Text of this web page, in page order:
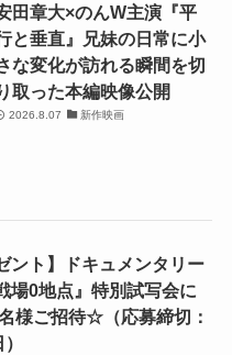
田章大×のんW主演『平
と垂直』兄妹の日常に小
な変化が訪れる瞬間を切
取った本編映像公開
2026.8.07 新作映画
ント】ドキュメンタリー
場0地点』特別試写会に
様ご招待☆（応募締切：